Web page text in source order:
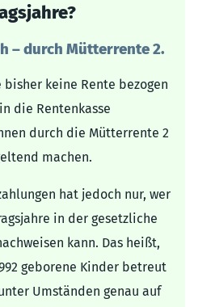
– durch Mütterrente 2.
bisher keine Rente bezogen
die Rentenkasse
durch die Mütterrente 2
machen.
hat jedoch nur, wer
in der gesetzliche
kann. Das heißt,
geborene Kinder betreut
Umständen genau auf